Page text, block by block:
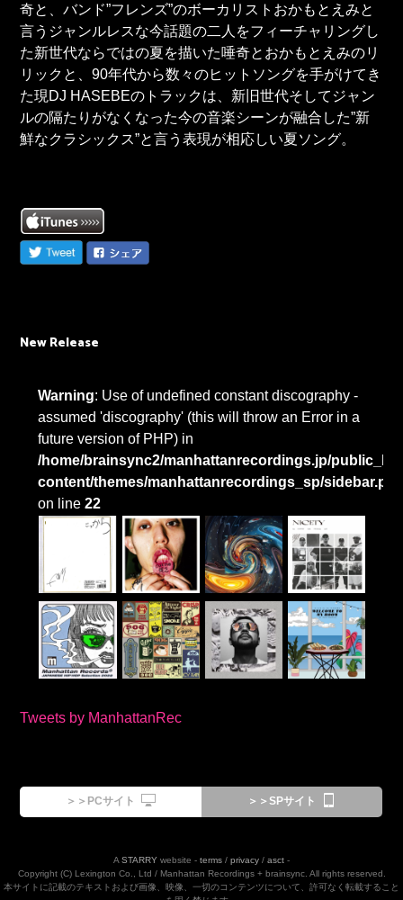
奇と、バンド”フレンズ”のボーカリストおかもとえみと
言うジャンルレスな今話題の二人をフィーチャリングし
た新世代ならではの夏を描いた唾奇とおかもとえみのリ
リックと、90年代から数々のヒットソングを手がけてき
た現DJ HASEBEのトラックは、新旧世代そしてジャン
ルの隔たりがなくなった今の音楽シーンが融合した”新
鮮なクラシックス”と言う表現が相応しい夏ソング。
New Release
Warning: Use of undefined constant discography -
assumed 'discography' (this will throw an Error in a
future version of PHP) in
/home/brainsync2/manhattanrecordings.jp/
content/themes/manhattanrecordings_sp/
on line22
Tweets by ManhattanRec
＞＞PCサイト ＞＞SPサイト
A STARRY website - terms / privacy / asct -
Copyright (C) Lexington Co., Ltd / Manhattan Recordings + brainsync. All rights reserved.
本サイトに記載のテキストおよび画像、映像、一切のコンテンツについて、許可なく転載すること